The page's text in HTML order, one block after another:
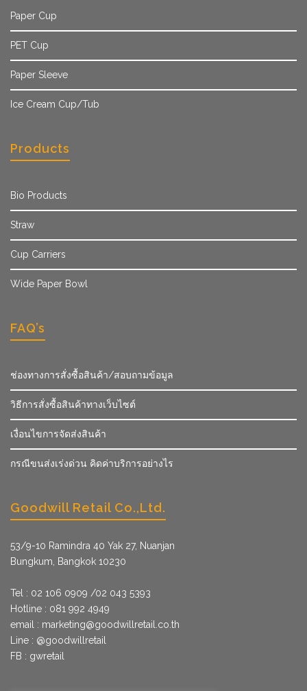
Paper Cup
PET Cup
Paper Sleeve
Ice Cream Cup/Tub
Products
Bio Products
Straw
Cup Carriers
Wide Paper Bowl
FAQ’s
ช่องทางการสั่งซื้อสินค้า/สอบถามข้อมูล
วิธีการสั่งซื้อสินค้าทางเว็บไซต์
เงื่อนไขการจัดส่งสินค้า
กรณีขนส่งเร่งด่วน คิดค่าบริการอย่างไร
Goodwill Retail Co.,Ltd.
53/9­-10 Ramindra 40 Yak 27, Nuanjan
Bungkum, Bangkok 10230
Tel : 02 106 0909 /02 043 5393
Hotline : 081 992 4949
email : marketing@goodwillretail.co.th
Line : @goodwillretail
FB : gwretail